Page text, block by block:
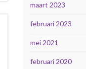
maart 2023
februari 2023
mei 2021
februari 2020